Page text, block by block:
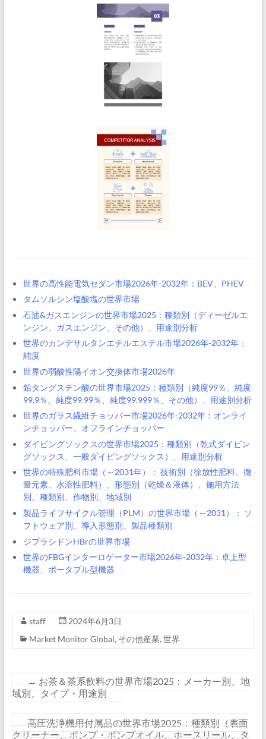
世界の高性能電気セダン市場2026年-2032年：BEV、PHEV
タムソルシン塩酸塩の世界市場
石油&ガスエンジンの世界市場2025：種類別（ディーゼルエ
ンジン、ガスエンジン、その他）、用途別分析
世界のカンデサルタンエチルエステル市場2026年-2032年：
純度
世界の弱酸性陽イオン交換体市場2026年
鉛タングステン酸の世界市場2025：種類別（純度99％、純度
99.9％、純度99.99％、純度99.999％、その他）、用途別分析
世界のガラス繊維チョッパー市場2026年-2032年：オンライ
ンチョッパー、オフラインチョッパー
ダイビングソックスの世界市場2025：種類別（乾式ダイビン
グソックス、一般ダイビングソックス）、用途別分析
世界の特殊肥料市場（～2031年）： 技術別（徐放性肥料、微
量元素、水溶性肥料）、形態別（乾燥＆液体）、施用方法
別、種類別、作物別、地域別
製品ライフサイクル管理（PLM）の世界市場（～2031）： ソ
フトウェア別、導入形態別、製品種類別
ジプラシドンHBrの世界市場
世界のFBGインターロゲーター市場2026年-2032年：卓上型
機器、ポータブル型機器
staff
2024年6月3日
Market Monitor Global, その他産業, 世界
← お茶＆茶系飲料の世界市場2025：メーカー別、地
域別、タイプ・用途別
高圧洗浄機用付属品の世界市場2025：種類別（表面
クリーナー、ポンプ・ポンプオイル、ホースリール、タ